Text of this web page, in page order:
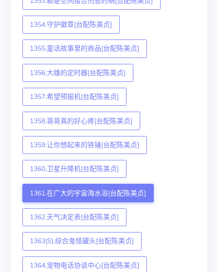
1354.守护徽章[台配陈美贞]
1355.童话故事里的商品[台配陈美贞]
1356.大雄的定时器[台配陈美贞]
1357.希望预报机[台配陈美贞]
1358.哥哥真的好心疼[台配陈美贞]
1359.让你想起来的铁锤[台配陈美贞]
1360.卫星升降机[台配陈美贞]
1361.在广大的宇宙海水浴[台配陈美贞]
1362.天气决定表[台配陈美贞]
1363(S).综合鬼怪罐头[台配陈美贞]
1364.宠物电话协谈中心[台配陈美贞]